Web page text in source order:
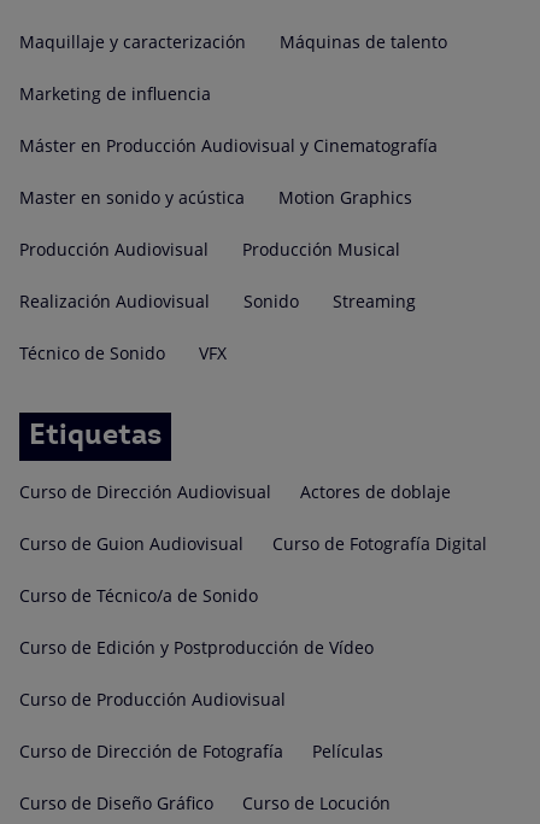
Maquillaje y caracterización Máquinas de talento
Marketing de influencia
Máster en Producción Audiovisual y Cinematografía
Master en sonido y acústica Motion Graphics
Producción Audiovisual Producción Musical
Realización Audiovisual Sonido Streaming
Técnico de Sonido VFX
Etiquetas
Curso de Dirección Audiovisual Actores de doblaje
Curso de Guion Audiovisual Curso de Fotografía Digital
Curso de Técnico/a de Sonido
Curso de Edición y Postproducción de Vídeo
Curso de Producción Audiovisual
Curso de Dirección de Fotografía Películas
Curso de Diseño Gráfico Curso de Locución